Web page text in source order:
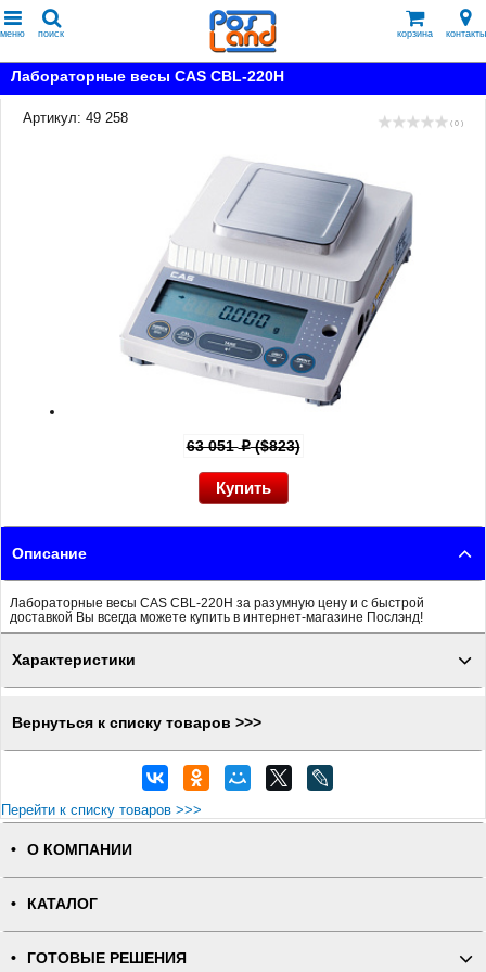
меню поиск корзина контакты
Лабораторные весы CAS CBL-220H
Артикул: 49 258 ( 0 )
63 051p($823)
Описание
Лабораторные весы CAS CBL-220H за разумную цену и с быстрой
доставкой Вы всегда можете купить в интернет-магазине Послэнд!
Характеристики
Вернуться к списку товаров >>>
Перейти к списку товаров >>>
О КОМПАНИИ
КАТАЛОГ
ГОТОВЫЕ РЕШЕНИЯ